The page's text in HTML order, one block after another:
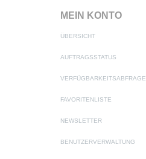
MEIN KONTO
ÜBERSICHT
AUFTRAGSSTATUS
VERFÜGBARKEITSABFRAGE
FAVORITENLISTE
NEWSLETTER
BENUTZERVERWALTUNG